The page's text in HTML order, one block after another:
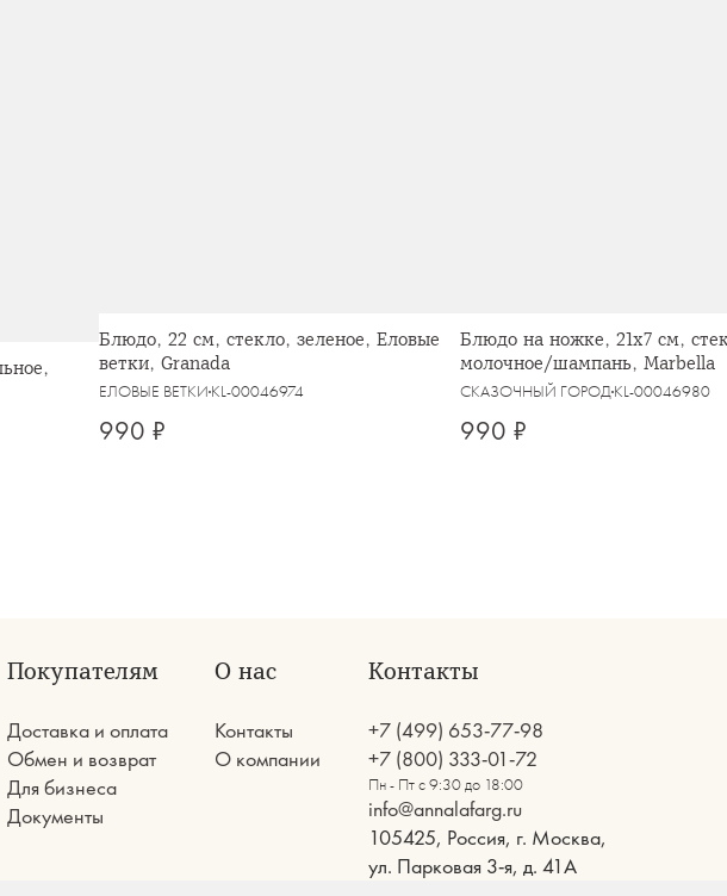
Блюдо, 22 см, стекло, зеленое, Еловые
ветки, Granada
ЕЛОВЫЕ ВЕТКИKL-00046974
990 ₽
Блюдо на ножке, 21х7 см,
молочное/шампань, Marbella
СКАЗОЧНЫЙ ГОРОДKL-00046980
990 ₽
Покупателям
Доставка и оплата
Обмен и возврат
Для бизнеса
Документы
О нас
Контакты
О компании
Контакты
+7 (499) 653-77-98
+7 (800) 333-01-72
Пн - Пт с 9:30 до 18:00
info@annalafarg.ru
105425, Россия, г. Москва,
ул. Парковая 3-я, д. 41А